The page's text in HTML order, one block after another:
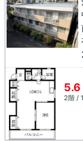
5.6
2階 /